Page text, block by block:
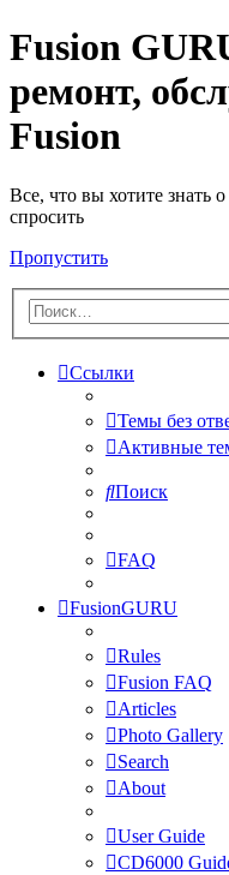
Fusion
ремонт,
Fusion
Все, что вы хотите
спросить
Пропустить
Ссылки
Темы без
Активные
Поиск
FAQ
FusionGURU
Rules
Fusion FAQ
Articles
Photo Gallery
Search
About
User Guide
CD6000